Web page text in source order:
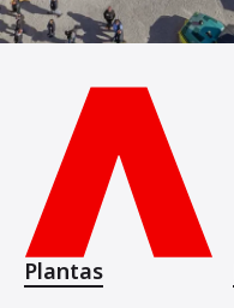
Plantas